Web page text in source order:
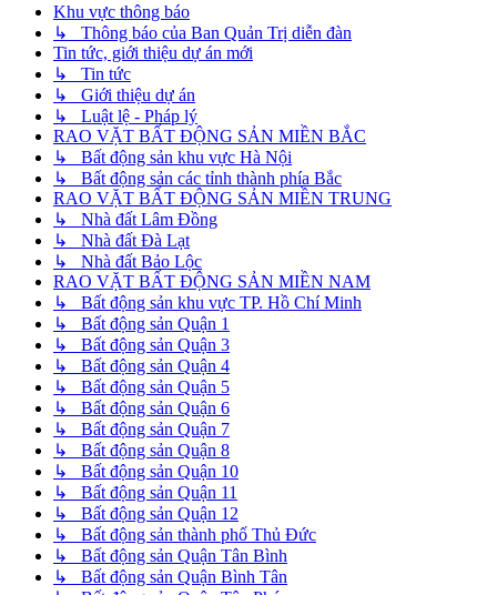
Khu vực thông báo
↳ Thông báo của Ban Quản Trị diễn đàn
Tin tức, giới thiệu dự án mới
↳ Tin tức
↳ Giới thiệu dự án
↳ Luật lệ - Pháp lý
RAO VẶT BẤT ĐỘNG SẢN MIỀN BẮC
↳ Bất động sản khu vực Hà Nội
↳ Bất động sản các tỉnh thành phía Bắc
RAO VẶT BẤT ĐỘNG SẢN MIỀN TRUNG
↳ Nhà đất Lâm Đồng
↳ Nhà đất Đà Lạt
↳ Nhà đất Bảo Lộc
RAO VẶT BẤT ĐỘNG SẢN MIỀN NAM
↳ Bất động sản khu vực TP. Hồ Chí Minh
↳ Bất động sản Quận 1
↳ Bất động sản Quận 3
↳ Bất động sản Quận 4
↳ Bất động sản Quận 5
↳ Bất động sản Quận 6
↳ Bất động sản Quận 7
↳ Bất động sản Quận 8
↳ Bất động sản Quận 10
↳ Bất động sản Quận 11
↳ Bất động sản Quận 12
↳ Bất động sản thành phố Thủ Đức
↳ Bất động sản Quận Tân Bình
↳ Bất động sản Quận Bình Tân